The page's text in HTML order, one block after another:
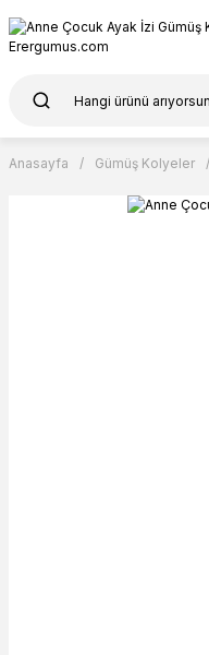
Anasayfa Gümüş Kolyeler